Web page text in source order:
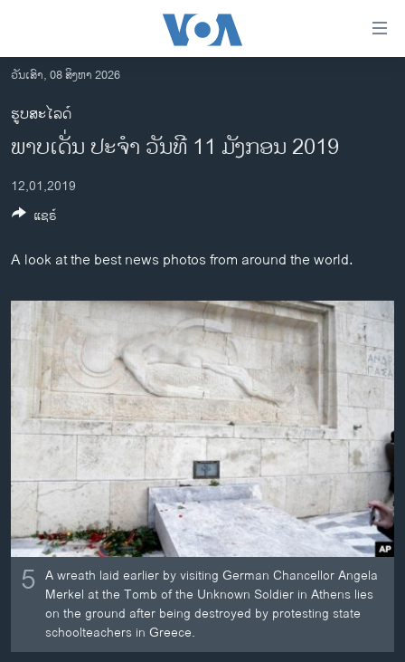
ເຂົ້າ
ຫາ
ຂ້າມ
ຂ້າມ
ໄປ
ຫາ
ຄົ້ນ
ລາວ
ອາເມຣິກາ
ການເລືອກຕັ້ງ ປະທານາທີບໍດີ ສະຫະລັດ 2024
ຂ່າວ​ຈີນ
ໂລກ
ອິດສະຫຼະພາບດ້ານການຂ່າວ
ຊີວິດຊາວລາວ
ຊຸມຊົນຊາວລາວ
ວິທະຍາສາດ-ເທັກໂນໂລຈີ
ທຸລະກິດ
ພາສາອັງກິດ
ວີດີໂອ
ສຽງ
ລາຍການກະຈາຍສຽງ
ລາຍງານ
ຕິດຕາມພວກເຮົາ ທີ່
ວັນເສົາ, 08 ສິງຫາ 2026
ຮູບສະໄລດ໌
ພາບເດັ່ນ ປະຈຳ ວັນທີ 11 ມັງກອນ 2019
12,01,2019
A look at the best news photos from around the world.
5 A wreath laid earlier by visiting German Chancellor Angela
Merkel at the Tomb of the Unknown Soldier in Athens lies
on the ground after being destroyed by protesting state
schoolteachers in Greece.
ແຊຣ໌